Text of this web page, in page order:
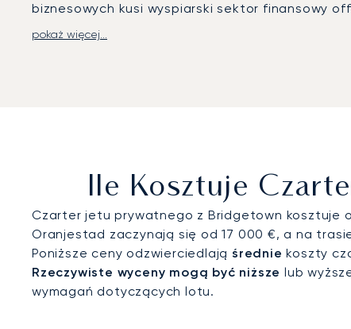
biznesowych kusi wyspiarski sektor finansowy
LunaJets organizuje loty na międzynarodowe
długodystansowych z głównych
pokaż więcej...
Ile Kosztuje
Czarter jetu prywatnego z Bridgetown kosztuje
Oranjestad zaczynają się od 17 000 €, a na
Poniższe ceny odzwierciedlają średnie koszty
Rzeczywiste wyceny mogą być niższe lub
wymagań dotyczących lotu.